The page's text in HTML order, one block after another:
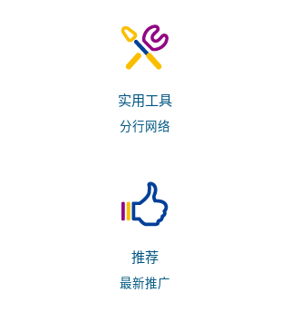
实用工具
分行网络
推荐
最新推广